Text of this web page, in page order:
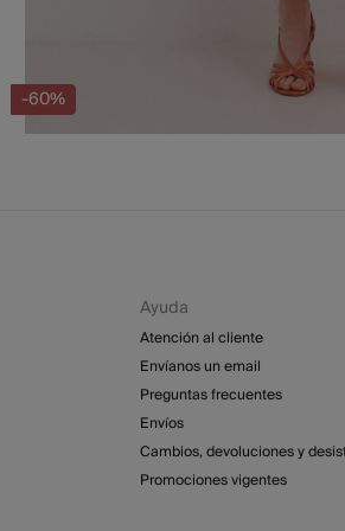
-60%
Ayuda
Atención al cliente
Envíanos un email
Preguntas frecuentes
Envíos
Cambios, devoluciones y
Promociones vigentes